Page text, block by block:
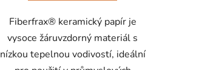
Fiberfrax® keramický papír je
vysoce žáruvzdorný materiál s
nízkou tepelnou vodivostí, ideální